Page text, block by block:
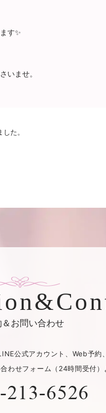
す✨
いませ。
た。
＆お問い合わせ
公式アカウント、Web予約
わせフォーム（24時間受付）